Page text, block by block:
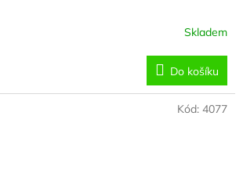
Skladem
Do košíku
Kód: 4077